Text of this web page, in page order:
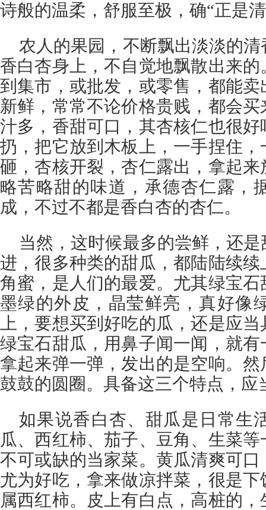
诗般的温柔，舒服至极，确“正是
农人的果园，不断飘出淡淡的
香白杏身上，不自觉地飘散出来
到集市，或批发，或零售，都能
新鲜，常常不论价格贵贱，都会
汁多，香甜可口，其杏核仁也很
扔，把它放到木板上，一手捏住
砸，杏核开裂，杏仁露出，拿起
略苦略甜的味道，承德杏仁露，
成，不过不都是香白杏的杏仁。
当然，这时候最多的尝鲜，还
进，很多种类的甜瓜，都陆陆续
角蜜，是人们的最爱。尤其绿宝
墨绿的外皮，晶莹鲜亮，真好像
上，要想买到好吃的瓜，还是应
绿宝石甜瓜，用鼻子闻一闻，就
拿起来弹一弹，发出的是空响。
鼓鼓的圆圈。具备这三个特点，应
如果说香白杏、甜瓜是日常生
瓜、西红柿、茄子、豆角、生菜
不可或缺的当家菜。黄瓜清爽可
尤为好吃，拿来做凉拌菜，很是
属西红柿。皮上有白点，高桩的